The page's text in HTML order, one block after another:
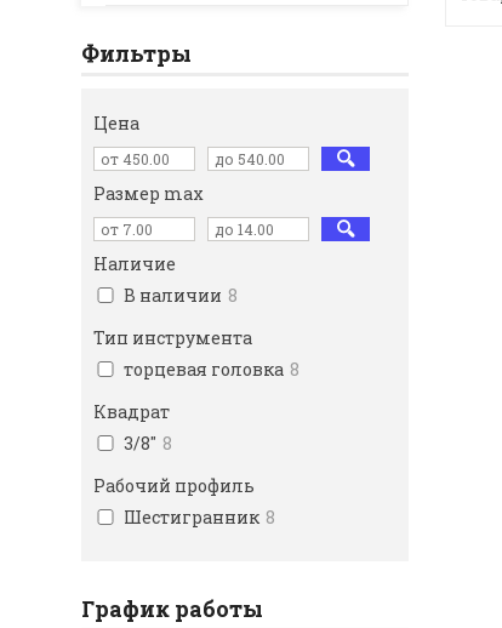
Фильтры
Цена
Размер max
Наличие
В наличии 8
Тип инструмента
торцевая головка 8
Квадрат
3/8" 8
Рабочий профиль
Шестигранник 8
График работы